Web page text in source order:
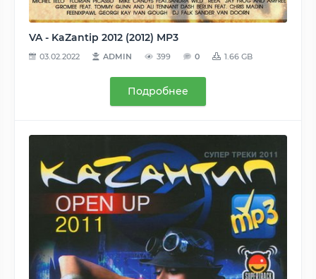
VA - KaZantip 2012 (2012) MP3
03.02.2022 ADMIN 399 0 1.66 GB
Подробнее